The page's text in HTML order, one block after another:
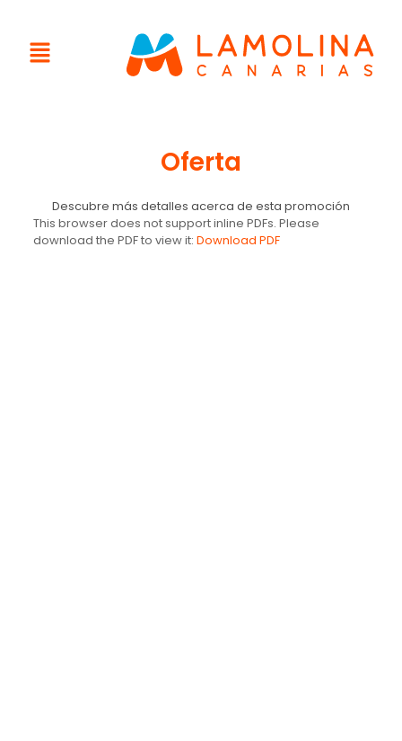
Oferta
Descubre más detalles acerca de esta promoción
This browser does not support inline PDFs. Please
download the PDF to view it: Download PDF